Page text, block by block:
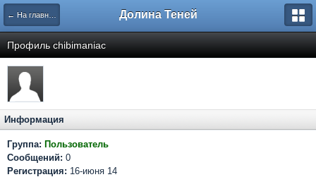
← На главную Долина Теней
Профиль chibimaniac
Информация
Группа: Пользователь
Сообщений: 0
Регистрация: 16-июня 14